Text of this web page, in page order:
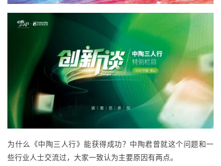
为什么《中陶三人行》能获得成功？中陶君曾就这个问题和一
些行业人士交流过，大家一致认为主要原因有两点。